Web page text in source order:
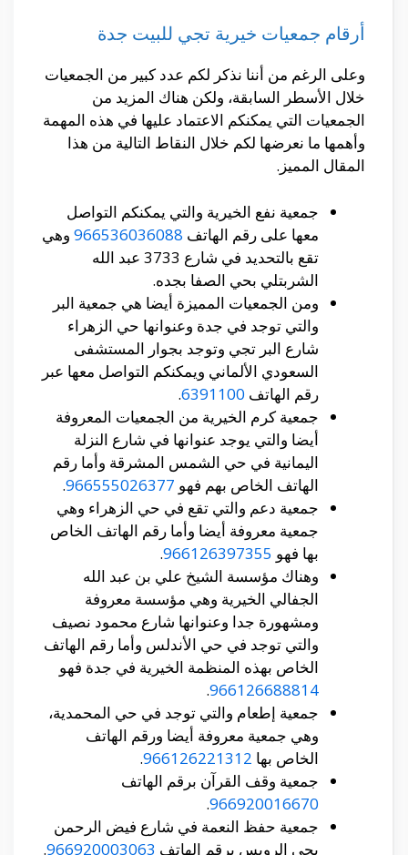
أرقام جمعيات خيرية تجي للبيت جدة
وعلى الرغم من أننا نذكر لكم عدد كبير من الجمعيات
خلال الأسطر السابقة، ولكن هناك المزيد من
الجمعيات التي يمكنكم الاعتماد عليها في هذه المهمة
وأهمها ما نعرضها لكم خلال النقاط التالية من هذا
المقال المميز.
جمعية نفع الخيرية والتي يمكنكم التواصل
معها على رقم الهاتف 966536036088 وهي
تقع بالتحديد في شارع 3733 عبد الله
الشربتلي بحي الصفا بجده.
ومن الجمعيات المميزة أيضا هي جمعية البر
والتي توجد في جدة وعنوانها حي الزهراء
شارع البر تجي وتوجد بجوار المستشفى
السعودي الألماني ويمكنكم التواصل معها عبر
رقم الهاتف 6391100
.
جمعية كرم الخيرية من الجمعيات المعروفة
أيضا والتي يوجد عنوانها في شارع النزلة
اليمانية في حي الشمس المشرقة وأما رقم
الهاتف الخاص بهم فهو 966555026377
.
جمعية دعم والتي تقع في حي الزهراء وهي
جمعية معروفة أيضا وأما رقم الهاتف الخاص
بها فهو 966126397355
.
وهناك مؤسسة الشيخ علي بن عبد الله
الجفالي الخيرية وهي مؤسسة معروفة
ومشهورة جدا وعنوانها شارع محمود نصيف
والتي توجد في حي الأندلس وأما رقم الهاتف
الخاص بهذه المنظمة الخيرية في جدة فهو
966126688814
.
جمعية إطعام والتي توجد في حي المحمدية،
وهي جمعية معروفة أيضا ورقم الهاتف
الخاص بها 966126221312
.
جمعية وقف القرآن برقم الهاتف
966920016670
.
جمعية حفظ النعمة في شارع فيض الرحمن
بحي الرويس برقم الهاتف 966920003063
.